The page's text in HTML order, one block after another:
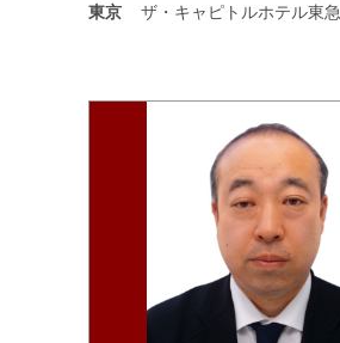
東京 ザ・キャピトルホテル東急